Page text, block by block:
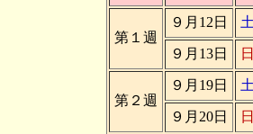
第１週
９月12日
９月13日
第２週
９月19日
９月20日